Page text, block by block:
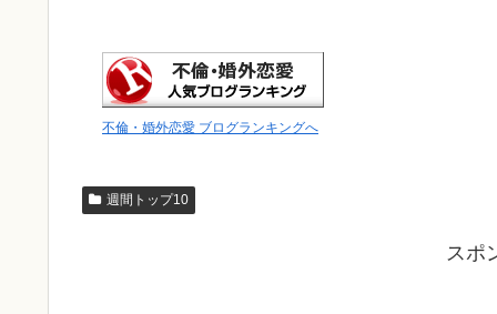
不倫・婚外恋愛 ブログランキングへ
週間トップ10
スポ